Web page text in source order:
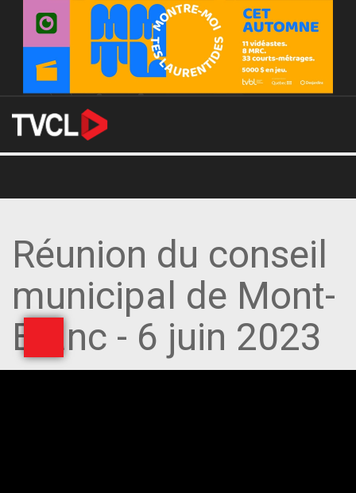
Réunion du conseil
municipal de Mont-
Blanc - 6 juin 2023